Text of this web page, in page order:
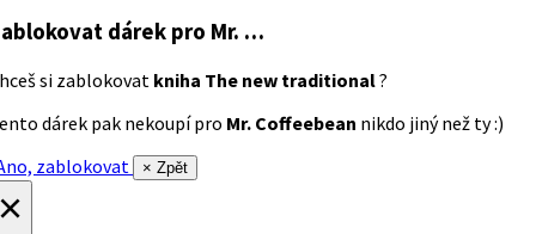
dárek pro Mr. …
si zablokovat kniha The new traditional?
dárek pak nekoupí pro Mr. Coffeebean nikdo jiný než ty :)
zablokovat
× Zpět